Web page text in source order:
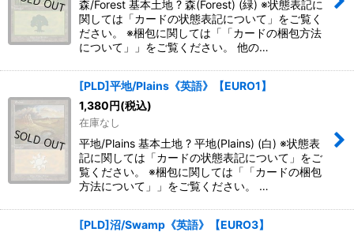
森/Forest 基本土地 ? 森(Forest) (緑) ※状態表記に
関しては「カードの状態表記について」をご覧く
ださい。 ※梱包に関しては「「カードの梱包方法
について」」をご覧ください。 他の…
[PLD]平地/Plains《英語》【EURO1】
1,380円(税込)
在庫なし
平地/Plains 基本土地 ? 平地(Plains) (白) ※状態表
記に関しては「カードの状態表記について」をご
覧ください。 ※梱包に関しては「「カードの梱包
方法について」」をご覧ください。 …
[PLD]沼/Swamp《英語》【EURO3】